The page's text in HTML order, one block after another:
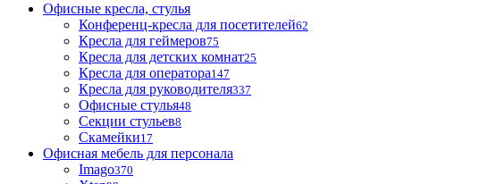
Офисные кресла, стулья
Конференц-кресла для посетителей62
Кресла для геймеров75
Кресла для детских комнат25
Кресла для оператора147
Кресла для руководителя337
Офисные стулья48
Секции стульев8
Скамейки17
Офисная мебель для персонала
Imago370